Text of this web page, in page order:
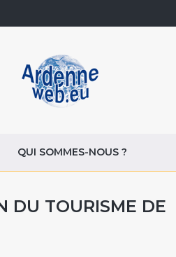
QUI SOMMES-NOUS ?
DU TOURISME DE